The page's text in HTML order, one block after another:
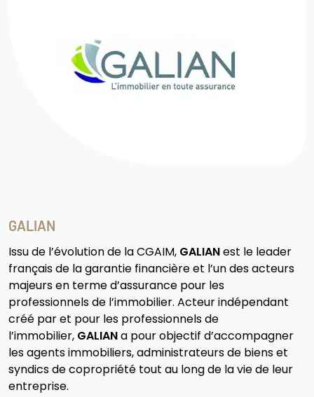
GALIAN
Issu de l’évolution de la CGAIM,GALIANest le leader
français de la garantie financière et l’un des acteurs
majeurs en terme d’assurance pour les
professionnels de l’immobilier. Acteur indépendant
créé par et pour les professionnels de
l’immobilier,GALIANa pour objectif d’accompagner
les agents immobiliers, administrateurs de biens et
syndics de copropriété tout au long de la vie de leur
entreprise.